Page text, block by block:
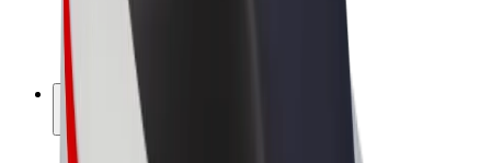
Bicicletta elettrica
Bolt Plus
Collabora con Bolt